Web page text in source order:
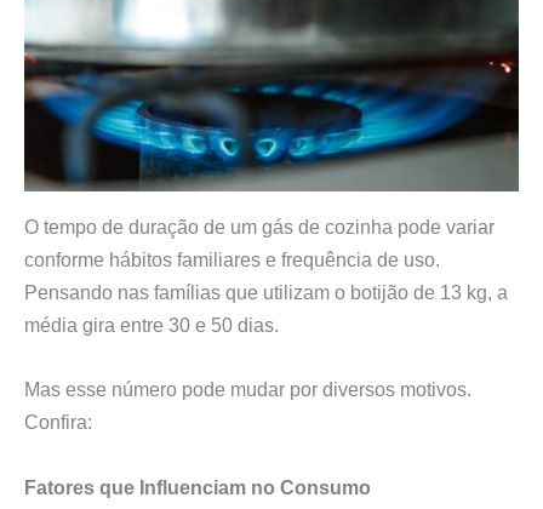
O tempo de duração de um gás de cozinha pode variar
conforme hábitos familiares e frequência de uso.
Pensando nas famílias que utilizam o botijão de 13 kg, a
média gira entre 30 e 50 dias.
Mas esse número pode mudar por diversos motivos.
Confira:
Fatores que Influenciam no Consumo